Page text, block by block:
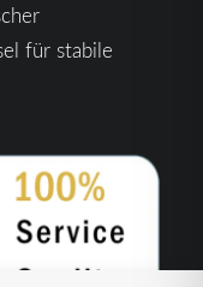
für stabile